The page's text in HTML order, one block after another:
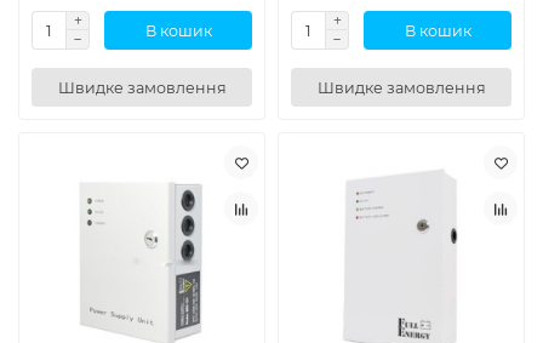
В кошик
Швидке замовлення
В кошик
Швидке замовлення